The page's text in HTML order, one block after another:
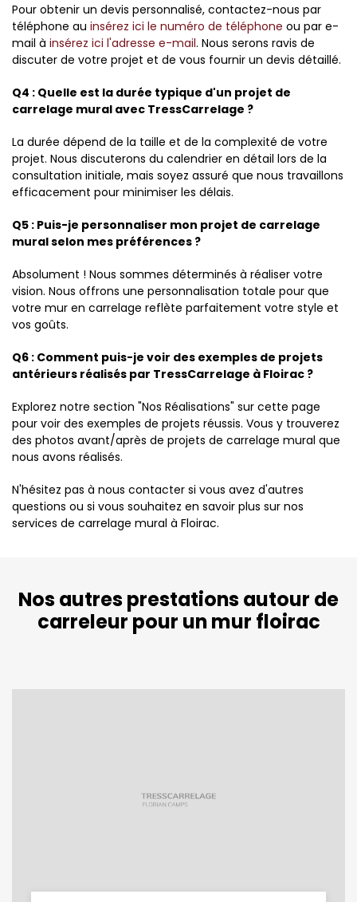
Pour obtenir un devis personnalisé, contactez-nous par
téléphone au insérez ici le numéro de téléphone ou par e-
mail à insérez ici l'adresse e-mail. Nous serons ravis de
discuter de votre projet et de vous fournir un devis détaillé.
Q4 : Quelle est la durée typique d'un projet de
carrelage mural avec TressCarrelage ?
La durée dépend de la taille et de la complexité de votre
projet. Nous discuterons du calendrier en détail lors de la
consultation initiale, mais soyez assuré que nous travaillons
efficacement pour minimiser les délais.
Q5 : Puis-je personnaliser mon projet de carrelage
mural selon mes préférences ?
Absolument ! Nous sommes déterminés à réaliser votre
vision. Nous offrons une personnalisation totale pour que
votre mur en carrelage reflète parfaitement votre style et
vos goûts.
Q6 : Comment puis-je voir des exemples de projets
antérieurs réalisés par TressCarrelage à Floirac ?
Explorez notre section "Nos Réalisations" sur cette page
pour voir des exemples de projets réussis. Vous y trouverez
des photos avant/après de projets de carrelage mural que
nous avons réalisés.
N'hésitez pas à nous contacter si vous avez d'autres
questions ou si vous souhaitez en savoir plus sur nos
services de carrelage mural à Floirac.
Nos autres prestations autour de
carreleur pour un mur floirac